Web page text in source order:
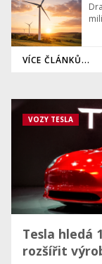
VÍCE ČLÁNKŮ...
Tesla hledá
rozšířit
VOZY TESLA